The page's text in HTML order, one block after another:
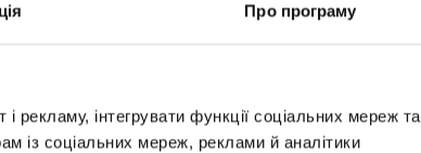
Про програму
інтегрувати функції соціальних мереж та
із соціальних мереж, реклами й аналітики